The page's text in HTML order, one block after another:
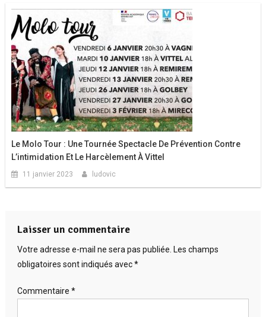
Le Molo Tour : Une Tournée Spectacle De Prévention Contre
L’intimidation Et Le Harcèlement À Vittel
11 janvier 2023 ludovic
Laisser un commentaire
Votre adresse e-mail ne sera pas publiée. Les champs
obligatoires sont indiqués avec*
Commentaire *